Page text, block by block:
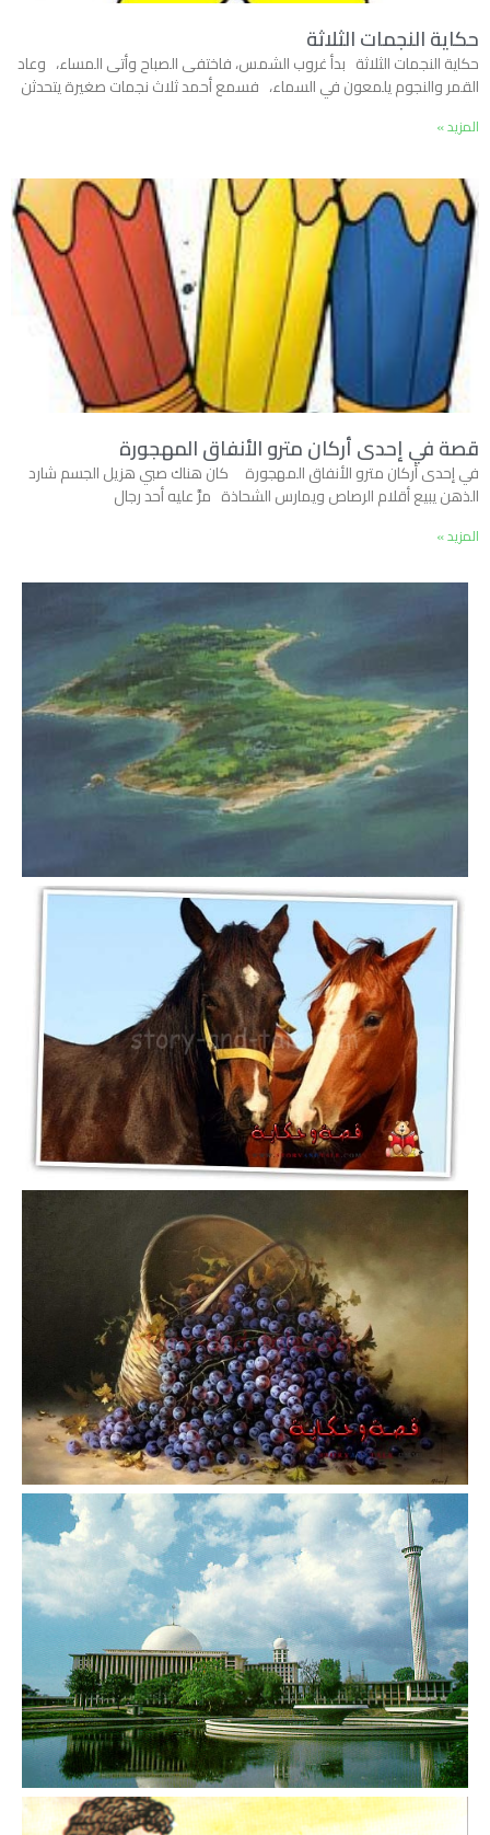
حكاية النجمات الثلاثة
حكاية النجمات الثلاثة بدأ غروب الشمس، فاختفى الصباح وأتى المساء، وعاد
القمر والنجوم يلمعون في السماء، فسمع أحمد ثلاث نجمات صغيرة يتحدثن
المزيد »
قصة في إحدى أركان مترو الأنفاق المهجورة
في إحدى أركان مترو الأنفاق المهجورة كان هناك صبي هزيل الجسم شارد
الذهن يبيع أقلام الرصاص ويمارس الشحاذة مرَّ عليه أحد رجال
المزيد »